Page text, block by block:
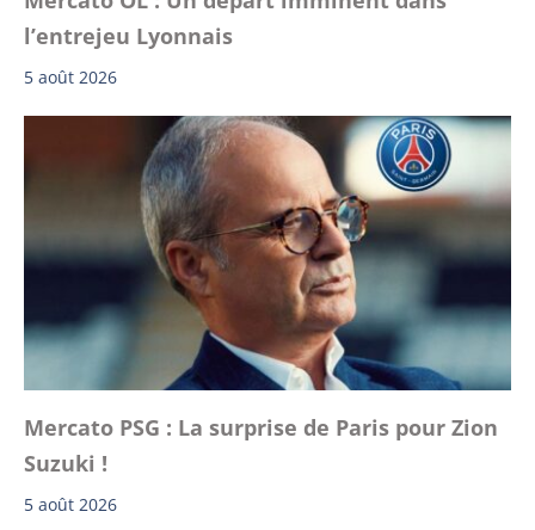
l’entrejeu Lyonnais
5 août 2026
Mercato PSG : La surprise de Paris pour Zion
Suzuki !
5 août 2026